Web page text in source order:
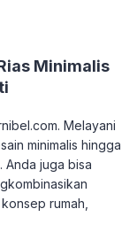
Minimalis
Melayani
minimalis hingga
juga bisa
rumah,